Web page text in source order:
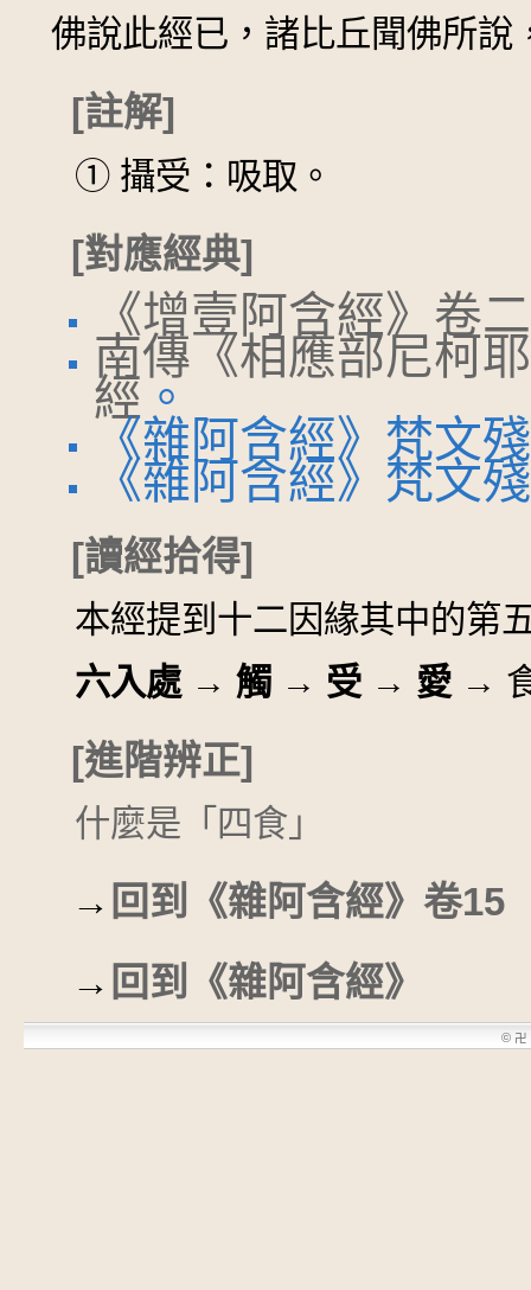
佛說此經已，諸比丘聞佛所說
[註解]
① 攝受：吸取。
[對應經典]
《增壹阿含經》卷
南傳《相應部尼柯
經 。
《雜阿含經》梵文
《雜阿含經》梵文
[讀經拾得]
本經提到十二因緣其中的第
六入處 → 觸 → 受 → 愛 →
[進階辨正]
什麼是「四食」
→ 回到《雜阿含經》卷15
→ 回到《雜阿含經》
© 卍